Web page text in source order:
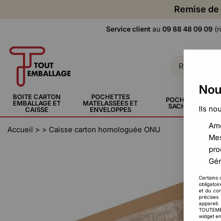
Remise
Service client au 09 88 48 09 09
BOITE CARTON
EMBALLAGE ET
CAISSE
POCHETTES
MATELASSÉES ET
ENVELOPPES
POCHETTE,
SACHERIE
Accueil > > Caisse carton homologuée ONU
Ils
Certains
et du
widget